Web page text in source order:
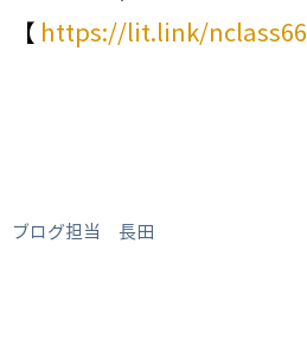
【 https://lit.link/nclass66
ブログ担当 長田